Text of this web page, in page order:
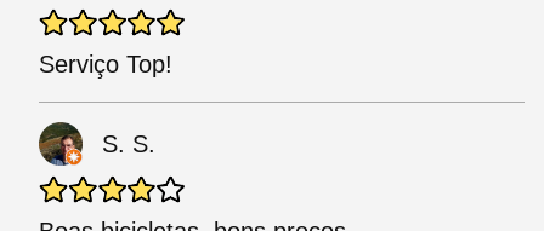
Serviço Top!
S. S.